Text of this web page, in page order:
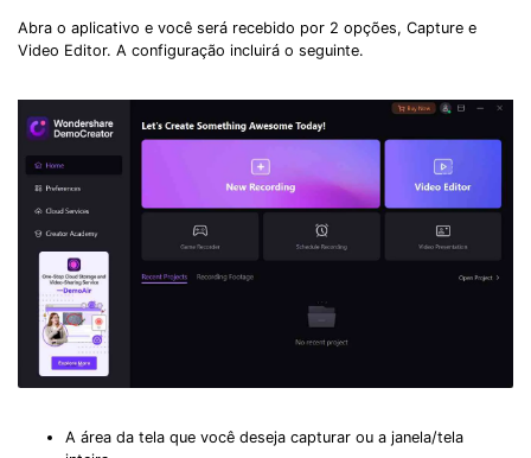
Abra o aplicativo e você será recebido por 2 opções, Capture e
Video Editor. A configuração incluirá o seguinte.
A área da tela que você deseja capturar ou a janela/tela